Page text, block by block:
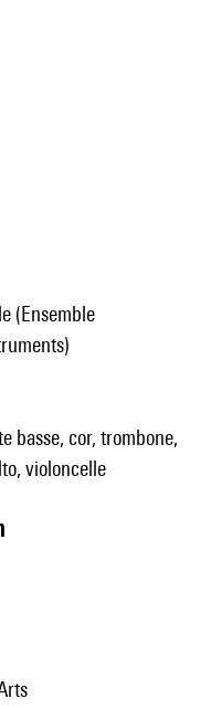
(Ensemble
basse, cor, trombone,
violoncelle